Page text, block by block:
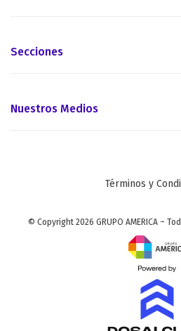
Secciones
Nuestros Medios
Términos y
© Copyright 2026 GRUPO AMERICA –